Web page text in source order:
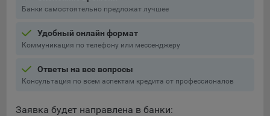
определяющие имя пользователя. Данные файлы cookie
дополнительных функций сайтов, например, для хранения
предпочтений пользователя, в том числе имени
повторных прохождений опросов пользователями.
Подобные функции улучшают условия работы
Банки самостоятельно предложат лучшее
Удобный онлайн формат
Коммуникация по телефону или мессенджеру
Ответы на все вопросы
Консультация по всем аспектам кредита от профессионалов
Заявка будет направлена в банки: